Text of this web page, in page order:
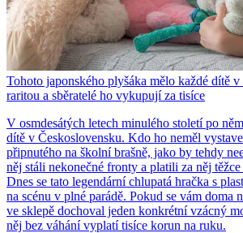
Tohoto japonského plyšáka mělo každé dítě
raritou a sběratelé ho vykupují za tisíce
V osmdesátých letech minulého století po
dítě v Československu. Kdo ho neměl
připnutého na školní brašně, jako by tehdy
něj stáli nekonečné fronty a platili za něj
Dnes se tato legendární chlupatá hračka s
na scénu v plné parádě. Pokud se vám doma
ve sklepě dochoval jeden konkrétní vzácný
něj bez váhání vyplatí tisíce korun na ruku.